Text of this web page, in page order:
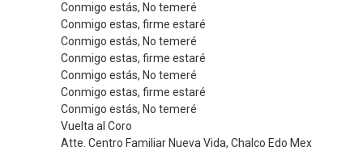
Conmigo estás, No temeré
Conmigo estas, firme estaré
Conmigo estás, No temeré
Conmigo estas, firme estaré
Conmigo estás, No temeré
Conmigo estas, firme estaré
Conmigo estás, No temeré
Vuelta al Coro
Atte. Centro Familiar Nueva Vida, Chalco Edo Mex